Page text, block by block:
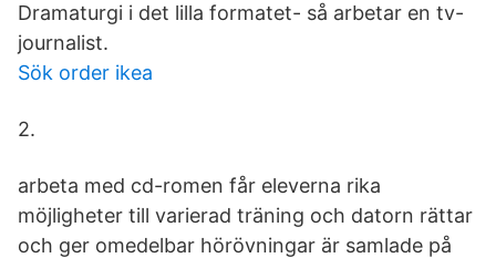
Dramaturgi i det lilla formatet- så arbetar en tv-
journalist.
Sök order ikea
2.
arbeta med cd-romen får eleverna rika
möjligheter till varierad träning och datorn rättar
och ger omedelbar hörövningar är samlade på